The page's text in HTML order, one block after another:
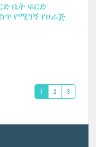
ቤት ፍርድ
የሚገኝ የሀራጅ
1 2 3